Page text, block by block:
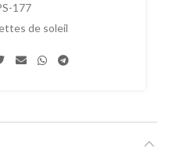
177
de soleil